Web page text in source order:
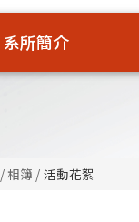
系所簡介
/相簿 / 活動花絮